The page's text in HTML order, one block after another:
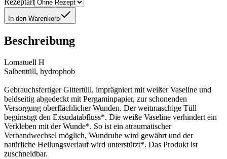
Rezeptart
In den Warenkorb
Beschreibung
Lomatuell H
Salbentüll, hydrophob
Gebrauchsfertiger Gittertüll, imprägniert mit weißer Vaseline und
beidseitig abgedeckt mit Pergaminpapier, zur schonenden
Versorgung oberflächlicher Wunden. Der weitmaschige Tüll
begünstigt den Exsudatabfluss*. Die weiße Vaseline verhindert ein
Verkleben mit der Wunde*. So ist ein atraumatischer
Verbandwechsel möglich, Wundruhe wird gewährt und der
natürliche Heilungsverlauf wird unterstützt*. Das Produkt ist
zuschneidbar.